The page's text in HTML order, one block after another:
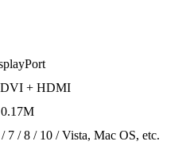
+ HDMI
7 / 8 / 10 / Vista, Mac OS, etc.